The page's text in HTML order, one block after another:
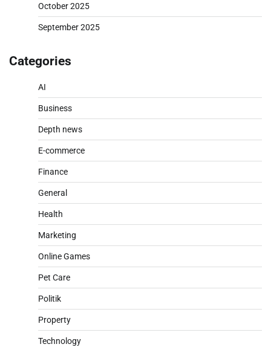
October 2025
September 2025
Categories
AI
Business
Depth news
E-commerce
Finance
General
Health
Marketing
Online Games
Pet Care
Politik
Property
Technology